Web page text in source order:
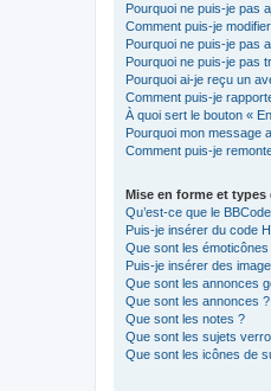
Pourquoi ne puis-je pas
Comment puis-je
Pourquoi ne puis-je pas
Pourquoi ne puis-je pas
Pourquoi ai-je reçu un
Comment puis-je
À quoi sert le bouton «
Pourquoi mon message
Comment puis-je
Mise en forme et types
Qu’est-ce que le
Puis-je insérer du code
Que sont les émoticônes
Puis-je insérer des
Que sont les annonces
Que sont les annonces ?
Que sont les notes ?
Que sont les sujets
Que sont les icônes de